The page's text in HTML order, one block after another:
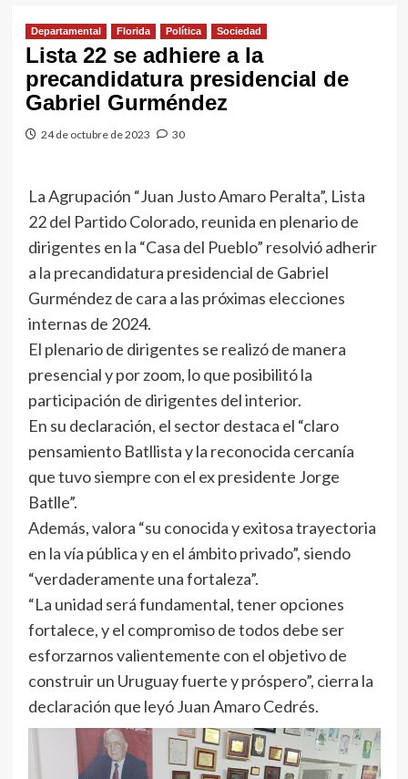
Departamental Florida Política Sociedad
Lista 22 se adhiere a la
precandidatura presidencial de
Gabriel Gurméndez
24 de octubre de 2023 30
La Agrupación “Juan Justo Amaro Peralta”, Lista
22 del Partido Colorado, reunida en plenario de
dirigentes en la “Casa del Pueblo” resolvió adherir
a la precandidatura presidencial de Gabriel
Gurméndez de cara a las próximas elecciones
internas de 2024.
El plenario de dirigentes se realizó de manera
presencial y por zoom, lo que posibilitó la
participación de dirigentes del interior.
En su declaración, el sector destaca el “claro
pensamiento Batllista y la reconocida cercanía
que tuvo siempre con el ex presidente Jorge
Batlle”.
Además, valora “su conocida y exitosa trayectoria
en la vía pública y en el ámbito privado”, siendo
“verdaderamente una fortaleza”.
“La unidad será fundamental, tener opciones
fortalece, y el compromiso de todos debe ser
esforzarnos valientemente con el objetivo de
construir un Uruguay fuerte y próspero”, cierra la
declaración que leyó Juan Amaro Cedrés.